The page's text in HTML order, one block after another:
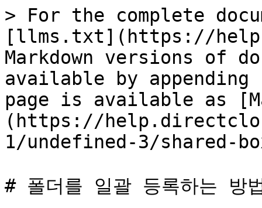
> For the complete
[llms.txt](https://
Markdown versions of
available by
page is available as
(https://
1/undefined-3/shared-
# 폴더를 일괄 등록하는 방